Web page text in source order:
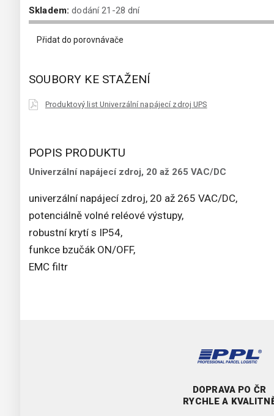
Skladem: dodání 21-28 dní
Přidat do porovnávače
SOUBORY KE STAŽENÍ
Produktový list Univerzální napájecí zdroj UPS
POPIS PRODUKTU
Univerzální napájecí zdroj, 20 až 265 VAC/DC
univerzální napájecí zdroj, 20 až 265 VAC/DC,
potenciálně volné reléové výstupy,
robustní krytí s IP54,
funkce bzučák ON/OFF,
EMC filtr
DOPRAVA PO ČR
RYCHLE A